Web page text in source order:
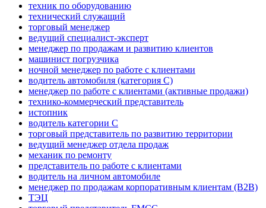
техник по оборудованию
технический служащий
торговый менеджер
ведущий специалист-эксперт
менеджер по продажам и развитию клиентов
машинист погрузчика
ночной менеджер по работе с клиентами
водитель автомобиля (категория C)
менеджер по работе с клиентами (активные продажи)
технико-коммерческий представитель
истопник
водитель категории C
торговый представитель по развитию территории
ведущий менеджер отдела продаж
механик по ремонту
представитель по работе с клиентами
водитель на личном автомобиле
менеджер по продажам корпоративным клиентам (B2B)
ТЭЦ